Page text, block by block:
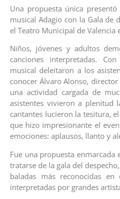
Una propuesta única
musical Adagio con la Gala de
el Teatro Municipal de Valencia
Niños, jóvenes y adultos
canciones interpretadas.
musical deleitaron a los
conocer Álvaro Alonso,
una actividad cargada de
asistentes vivieron a plenitud
cantantes lucieron la tesitura,
que hizo impresionante el
emociones: aplausos, llanto y
Fue una propuesta
tratarse de la gala del
baladas más reconocidas
interpretadas por grandes